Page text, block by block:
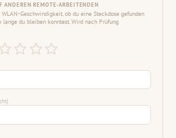
ANDEREN REMOTE-ARBEITENDEN
WLAN-Geschwindigkeit, ob du eine Steckdose gefunden
du bleiben konntest. Wird nach Prüfung